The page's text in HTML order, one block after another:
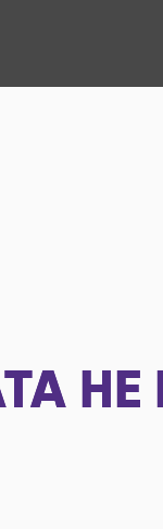
НЕ